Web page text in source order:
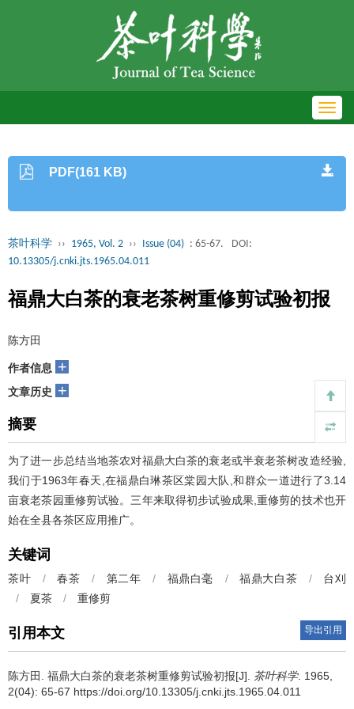
PDF(161 KB)
茶叶科学 ›› 1965, Vol. 2 ›› Issue (04) : 65-67.
DOI:
10.13305/j.cnki.jts.1965.04.011
福鼎大白茶的衰老茶树重修剪试验初报
陈方田
作者信息 +
文章历史 +
摘要
为了进一步总结当地茶农对福鼎大白茶的衰老或半衰老茶树改造经验,
我们于1963年春天,在福鼎白琳茶区棠园大队,和群众一道进行了3.14
亩衰老茶园重修剪试验。三年来取得初步试验成果,重修剪的技术也开
始在全县各茶区应用推广。
关键词
茶叶 / 春茶 / 第二年 / 福鼎白毫 / 福鼎大白茶 /
台刈
/
夏茶 / 重修剪
引用本文 导出引用
陈方田. 福鼎大白茶的衰老茶树重修剪试验初报[J]. 茶叶科学. 1965,
2(04): 65-67 https://doi.org/10.13305/j.cnki.jts.1965.04.011